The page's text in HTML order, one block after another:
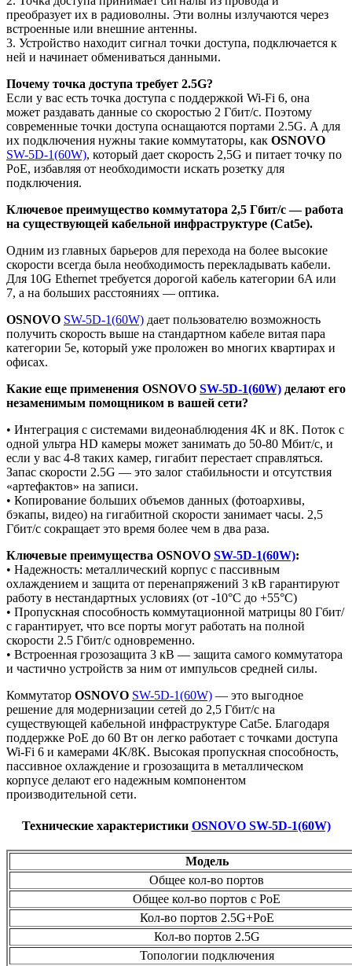
преобразует их в радиоволны. Эти волны излучаются через
встроенные или внешние антенны.
3. Устройство находит сигнал точки доступа, подключается к
ней и начинает обмениваться данными.
Почему точка доступа требует 2.5G?
Если у вас есть точка доступа с поддержкой Wi-Fi 6, она
может раздавать данные со скоростью 2 Гбит/с. Поэтому
современные точки доступа оснащаются портами 2.5G. А для
их подключения нужны такие коммутаторы, как OSNOVO
SW-5D-1(60W), который дает скорость 2,5G и питает точку по
PoE, избавляя от необходимости искать розетку для
подключения.
Ключевое преимущество коммутатора 2,5 Гбит/с — работа
на существующей кабельной инфраструктуре (Cat5e).
Одним из главных барьеров для перехода на более высокие
скорости всегда была необходимость перекладывать кабели.
Для 10G Ethernet требуется дорогой кабель категории 6A или
7, а на больших расстояниях — оптика.
OSNOVO SW-5D-1(60W) дает пользователю возможность
получить скорость выше на стандартном кабеле витая пара
категории 5e, который уже проложен во многих квартирах и
офисах.
Какие еще применения OSNOVO SW-5D-1(60W) делают его
незаменимым помощником в вашей сети?
• Интеграция с системами видеонаблюдения 4K и 8K. Поток с
одной ультра HD камеры может занимать до 50-80 Мбит/с, и
если у вас 4-8 таких камер, гигабит перестает справляться.
Запас скорости 2.5G — это залог стабильности и отсутствия
«артефактов» на записи.
• Копирование больших объемов данных (фотоархивы,
бэкапы, видео) на гигабитной скорости занимает часы. 2,5
Гбит/с сокращает это время более чем в два раза.
Ключевые преимущества OSNOVO SW-5D-1(60W):
• Надежность: металлический корпус с пассивным
охлаждением и защита от перенапряжений 3 кВ гарантируют
работу в нестандартных условиях (от -10°C до +55°C)
• Пропускная способность коммутационной матрицы 80 Гбит/
с гарантирует, что все порты могут работать на полной
скорости 2.5 Гбит/с одновременно.
• Встроенная грозозащита 3 кВ — защита самого коммутатора
и частично устройств за ним от импульсов средней силы.
Коммутатор OSNOVO SW-5D-1(60W) — это выгодное
решение для модернизации сетей до 2,5 Гбит/с на
существующей кабельной инфраструктуре Cat5e. Благодаря
поддержке PoE до 60 Вт он легко работает с точками доступа
Wi-Fi 6 и камерами 4K/8K. Высокая пропускная способность,
пассивное охлаждение и грозозащита в металлическом
корпусе делают его надежным компонентом
производительной сети.
Технические характеристики OSNOVO SW-5D-1(60W)
Модель
Общее кол-во портов
Общее кол-во портов с PoE
Кол-во портов 2.5G+PoE
Кол-во портов 2.5G
Топологии подключения